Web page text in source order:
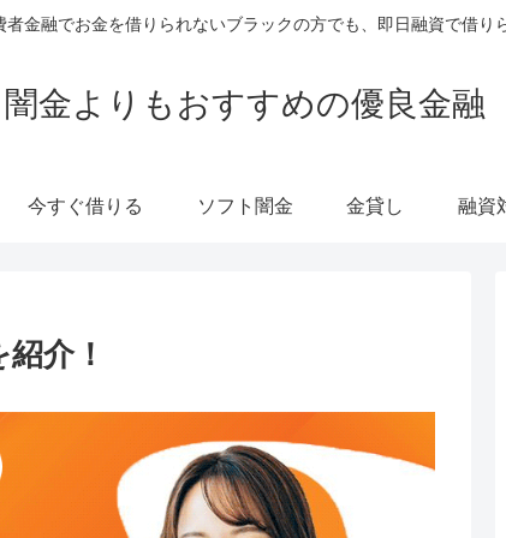
金融でお金を借りられないブラックの方でも、即日融資で借り
金よりもおすすめの優良金融
今すぐ借りる ソフト闇金 金貸し 融資
介！